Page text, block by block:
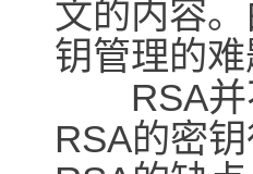
文的内容
钥管理的难
RSA并不
RSA的密